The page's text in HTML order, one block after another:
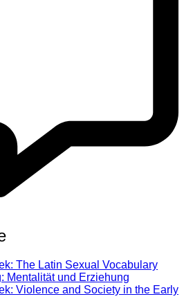
The Latin Sexual Vocabulary
Mentalität und Erziehung
Violence and Society in the Early